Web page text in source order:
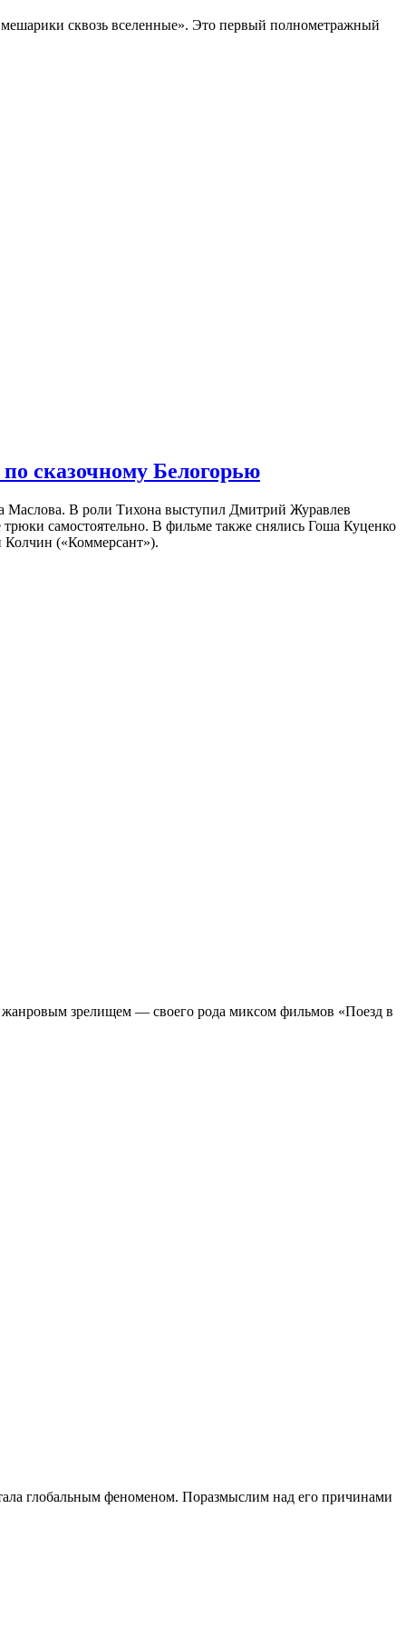
сквозь вселенные». Это первый полнометражный
сказочному Белогорью
Маслова. В роли Тихона выступил Дмитрий Журавлев
самостоятельно. В фильме также снялись Гоша Куценко
(«Коммерсант»).
зрелищeм — своего рода миксом фильмов «Поезд в
глобальным феноменом. Поразмыслим над его причинами